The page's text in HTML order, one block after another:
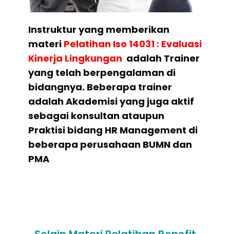
Instruktur yang memberikan
materi Pelatihan Iso 14031 : Evaluasi
Kinerja Lingkungan adalah Trainer
yang telah berpengalaman di
bidangnya. Beberapa trainer
adalah Akademisi yang juga aktif
sebagai konsultan ataupun
Praktisi bidang HR Management di
beberapa perusahaan BUMN dan
PMA